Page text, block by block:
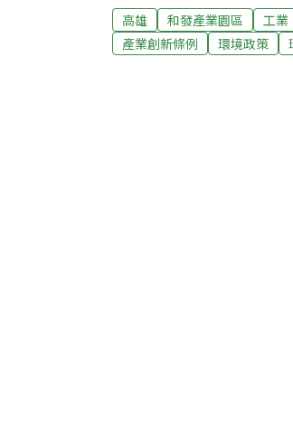
業園區，位在高雄市大寮地
公頃。高雄市政府表示，目
務中心等都將陸續完工。和
高雄 和發產業園區 工業
產業創新條例
環境政策